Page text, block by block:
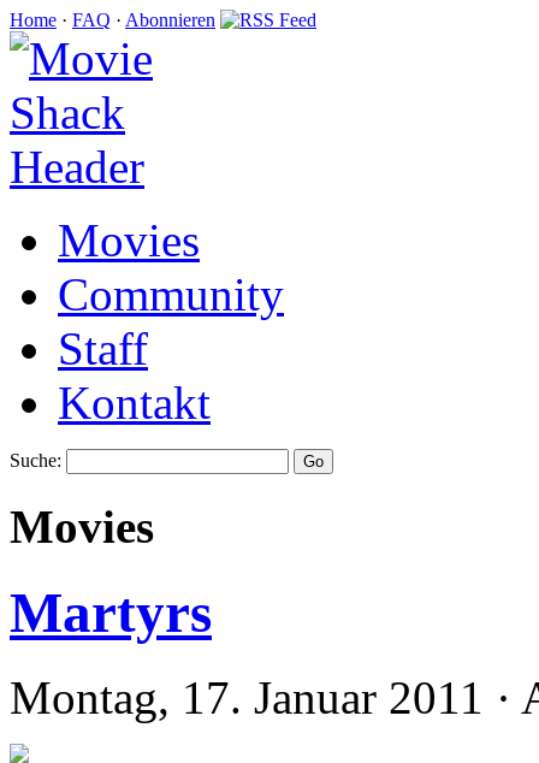
Home · FAQ · Abonnieren
Movies
Community
Staff
Kontakt
Suche:
Movies
Martyrs
Montag, 17. Januar 2011